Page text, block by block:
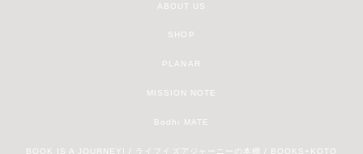
ABOUT US
SHOP
PLANAR
MISSION NOTE
Bodhi MATE
BOOK IS A JOURNEY! / ライフイズアジャーニーの本棚 / BOOKS+KOTO